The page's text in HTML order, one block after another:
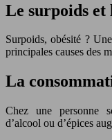
Le surpoids et
Surpoids, obésité ?
principales causes des
La
Chez une personne
d’alcool ou d’épices